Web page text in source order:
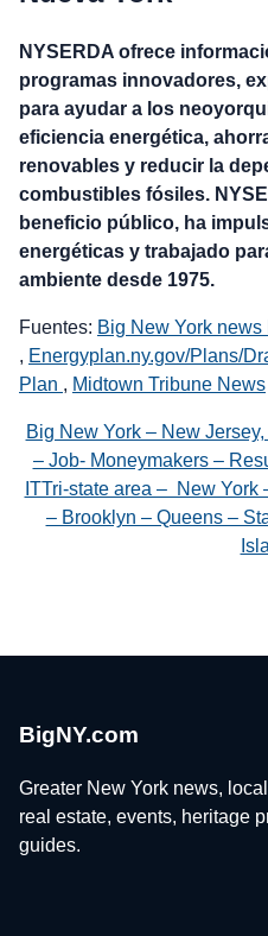
NYSERDA ofrece
programas innovadores,
para ayudar a los
eficiencia energética,
renovables y reducir la
combustibles fósiles.
beneficio público, ha
energéticas y trabajado
ambiente desde 1975.
Fuentes: Big New York news
, Energyplan.ny.gov/Plans/
Plan , Midtown Tribune News
Big New York – New
– Job- Moneymakers –
ITTri-state area – New York
– Brooklyn – Queens –
BigNY.com
Greater New York news,
real estate, events, heritage
guides.